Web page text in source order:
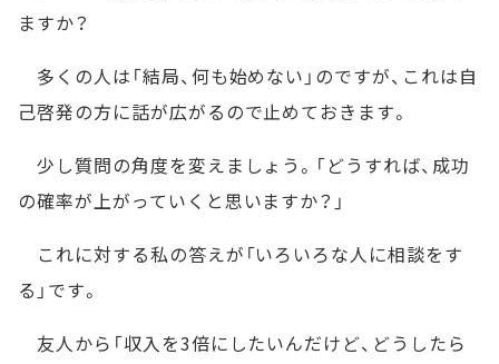
ますか？
多くの人は「結局、何も始めない」のですが、これは自
己啓発の方に話が広がるので止めておきます。
少し質問の角度を変えましょう。「どうすれば、成功
の確率が上がっていくと思いますか？」
これに対する私の答えが「いろいろな人に相談をす
る」です。
友人から「収入を3倍にしたいんだけど、どうしたら